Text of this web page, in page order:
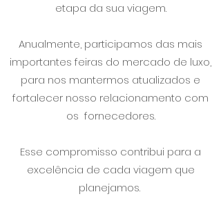
etapa da sua viagem.
Anualmente, participamos das mais
importantes feiras do mercado de luxo,
para nos mantermos atualizados e
fortalecer nosso relacionamento com
os fornecedores.
Esse compromisso contribui para a
excelência de cada viagem que
planejamos.